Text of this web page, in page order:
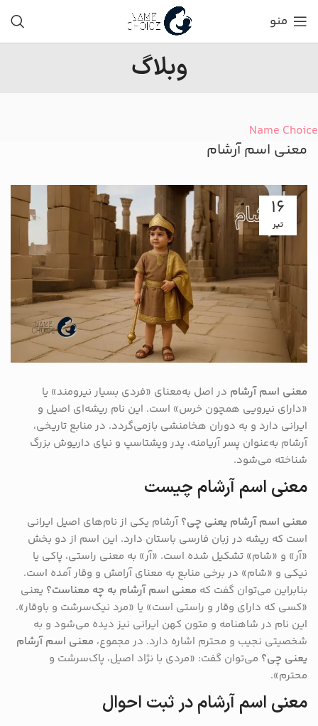
منو
وبلاگ
Name Choice
معنی اسم آرشام
16
تیر
معنی اسم آرشام در اصل به‌معنای «فردی بسیار نیرومند» یا
«دارای نیرویی همچون خرس» است. این نام ریشه‌ای اصیل و
ایرانی دارد و به دوران هخامنشی بازمی‌گردد. در منابع تاریخی،
آرشام به‌عنوان پسر آریامنه، پدر ویشتاسپ و نیای داریوش بزرگ
شناخته می‌شود.
معنی اسم آرشام چیست
معنی اسم آرشام یعنی چی؟آرشام یکی از نام‌های اصیل ایرانی
است که ریشه در زبان فارسی باستان دارد. این اسم از دو بخش
«آر» و «شام» تشکیل شده است. «آر» به معنی راستی، پاکی یا
نیکی و «شام» در برخی منابع به معنای آرامش و وقار آمده است.
بنابراین می‌توان گفت که معنی اسم آرشام به چه معناست؟ یعنی
«کسی که دارای وقار و راستی است» یا «مرد نیک‌سرشت و باوقار».
این نام در شاهنامه و متون کهن ایرانی نیز دیده می‌شود و به
شخصیتی نجیب و محترم اشاره دارد. در مجموع، معنی اسم آرشام
یعنی چی؟ می‌توان گفت: «مردی با نژاد اصیل، پاک‌سرشت و
محترم».
معنی اسم آرشام در ثبت احوال